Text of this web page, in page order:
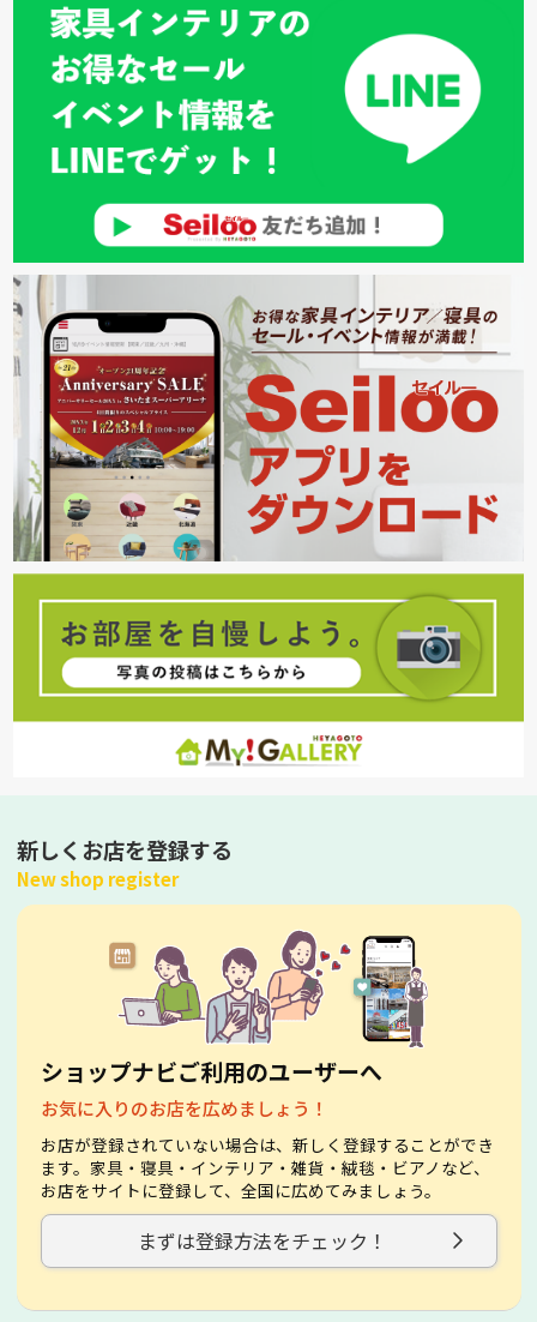
新しくお店を登録する
New shop register
ショップナビご利用のユーザーへ
お気に入りのお店を広めましょう！
お店が登録されていない場合は、新しく登録することができ
ます。家具・寝具・インテリア・雑貨・絨毯・ビアノなど、
お店をサイトに登録して、全国に広めてみましょう。
まずは登録方法をチェック！